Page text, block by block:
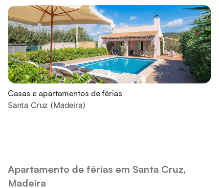
Casas e apartamentos de férias
Santa Cruz (Madeira)
Apartamento de férias em Santa Cruz,
Madeira